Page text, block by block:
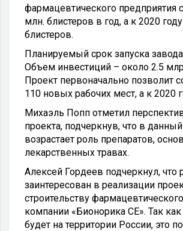
фармацевтического предприятия
млн. блистеров в год, а к 2020
блистеров.
Планируемый срок запуска
Объем инвестиций – около 2.5
Проект первоначально позволит
110 новых рабочих мест, а к 2020
Михаэль Попп отметил
проекта, подчеркнув, что в
возрастает роль препаратов,
лекарственных травах.
Алексей Гордеев подчеркнул, что
заинтересован в реализации
строительству
компании «Бионорика СЕ». Так
будет на территории России, это